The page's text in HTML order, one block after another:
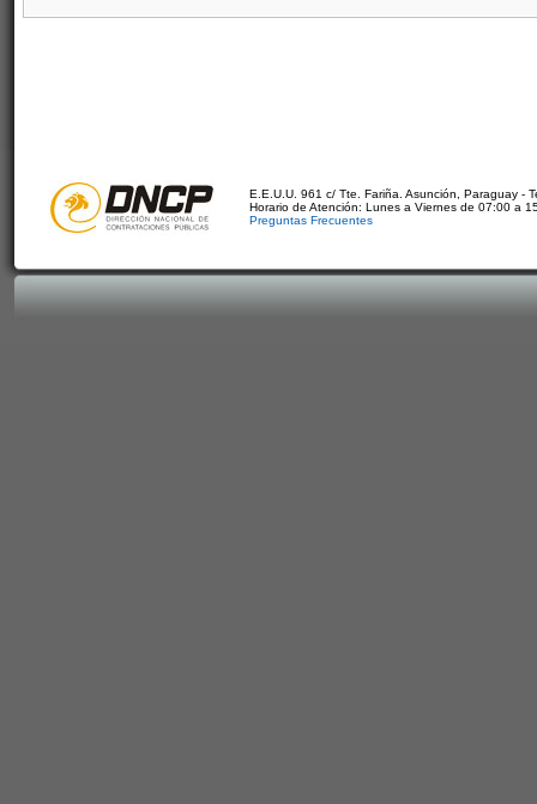
E.E.U.U. 961 c/ Tte. Fariña. Asunción, Paraguay -
Horario de Atención: Lunes a Viernes de 07:00 a
Preguntas Frecuentes